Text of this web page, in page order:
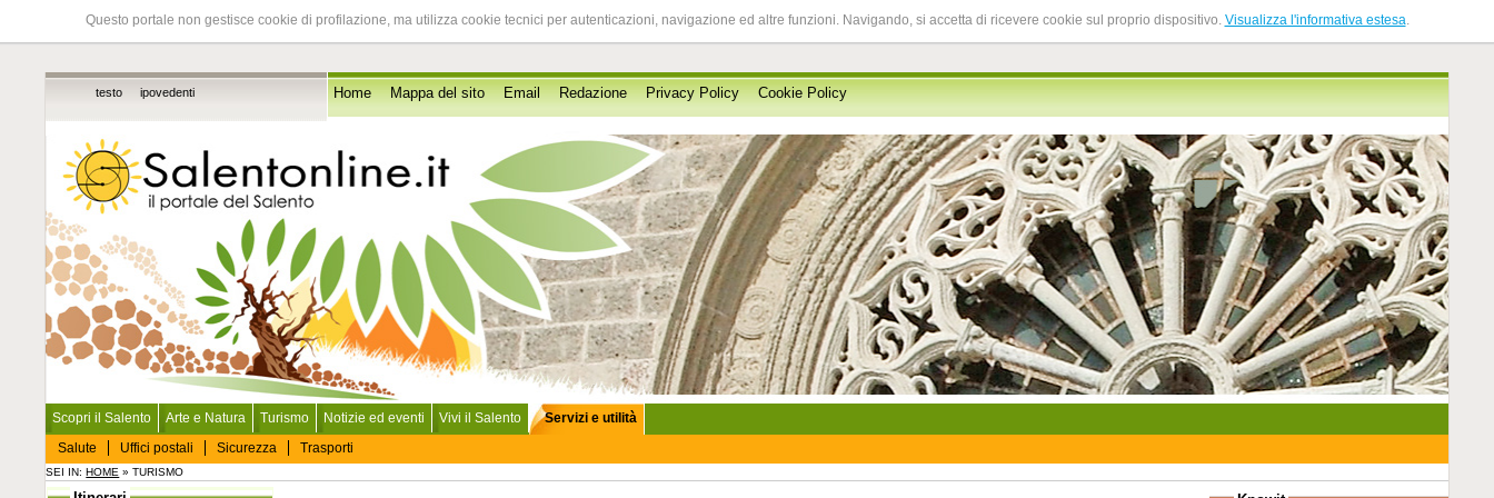
Questo portale non gestisce cookie di profilazione, ma utilizza cookie tecnici per autenticazioni, navigazione ed altre funzioni. Navigando, si accetta di ricevere cookie sul proprio dispositivo. Visualizza l'informativa estesa.
testo ipovedenti Home Mappa del sito Email Redazione Privacy Policy Cookie Policy
Scopri il Salento Arte e Natura Turismo Notizie ed eventi Vivi il Salento
Servizi e utilità
Salute
Uffici postali Sicurezza Trasporti
SEI IN:HOME » TURISMO